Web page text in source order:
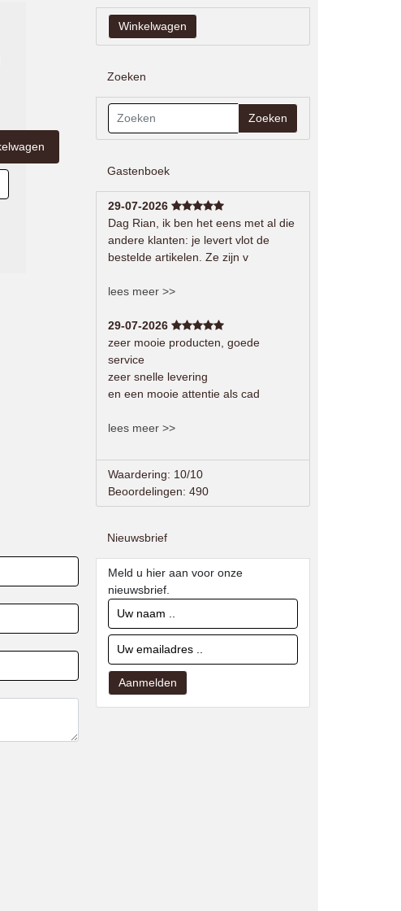
Zoeken
Zoeken
Gastenboek
29-07-2026
Dag Rian, ik ben het eens met al die
andere klanten: je levert vlot de
bestelde artikelen. Ze zijn v
lees meer >>
29-07-2026
zeer mooie producten, goede
service
zeer snelle levering
en een mooie attentie als cad
lees meer >>
Waardering: 10/10
Beoordelingen: 490
Nieuwsbrief
Meld u hier aan voor onze
nieuwsbrief.